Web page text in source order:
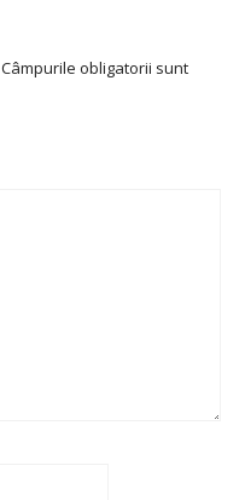
Câmpurile obligatorii sunt